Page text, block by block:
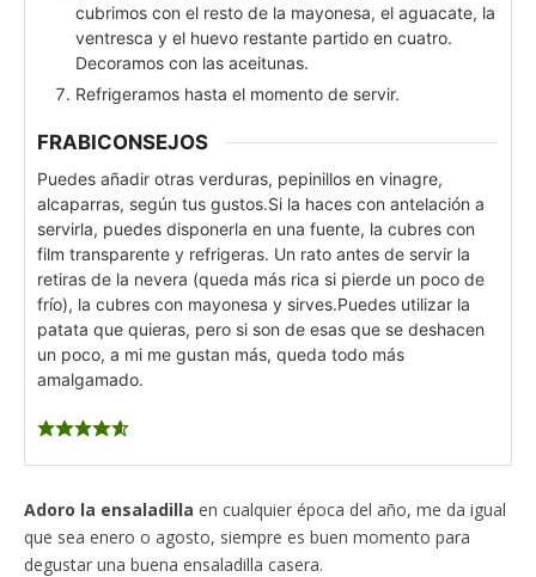
cubrimos con el resto de la mayonesa, el aguacate, la
ventresca y el huevo restante partido en cuatro.
Decoramos con las aceitunas.
Refrigeramos hasta el momento de servir.
FRABICONSEJOS
Puedes añadir otras verduras, pepinillos en vinagre,
alcaparras, según tus gustos.Si la haces con antelación a
servirla, puedes disponerla en una fuente, la cubres con
film transparente y refrigeras. Un rato antes de servir la
retiras de la nevera (queda más rica si pierde un poco de
frío), la cubres con mayonesa y sirves.Puedes utilizar la
patata que quieras, pero si son de esas que se deshacen
un poco, a mi me gustan más, queda todo más
amalgamado.
Adoro la ensaladilla en cualquier época del año, me da igual
que sea enero o agosto, siempre es buen momento para
degustar una buena ensaladilla casera.